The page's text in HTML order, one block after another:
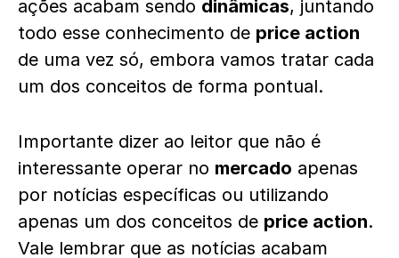
ações acabam sendo dinâmicas, juntando
todo esse conhecimento de price action
de uma vez só, embora vamos tratar cada
um dos conceitos de forma pontual.
Importante dizer ao leitor que não é
interessante operar no mercado apenas
por notícias específicas ou utilizando
apenas um dos conceitos de price action.
Vale lembrar que as notícias acabam